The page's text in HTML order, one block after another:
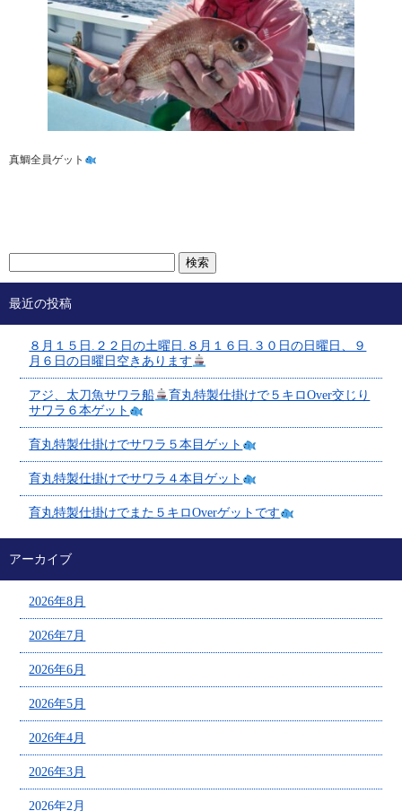
真鯛全員ゲット
最近の投稿
８月１５日.２２日の土曜日.８月１６日.３０日の日曜日、９
月６日の日曜日空きあります
アジ、太刀魚サワラ船
育丸特製仕掛けで５キロOver交じり
サワラ６本ゲット
育丸特製仕掛けでサワラ５本目ゲット
育丸特製仕掛けでサワラ４本目ゲット
育丸特製仕掛けでまた５キロOverゲットです
アーカイブ
2026年8月
2026年7月
2026年6月
2026年5月
2026年4月
2026年3月
2026年2月